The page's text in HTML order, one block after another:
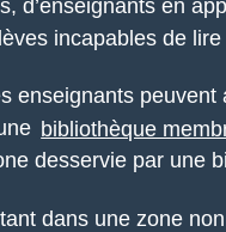
d’enseignants en
incapables de
enseignants
bibliothèque
desservie par une
dans une zone